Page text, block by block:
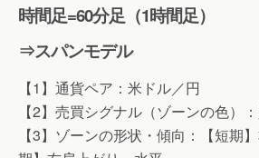
時間足=60分足（1時間足）
⇒スパンモデル
【1】通貨ペア：米ドル／円
【2】売買シグナル（ゾーンの色）
【3】ゾーンの形状・傾向：【短期